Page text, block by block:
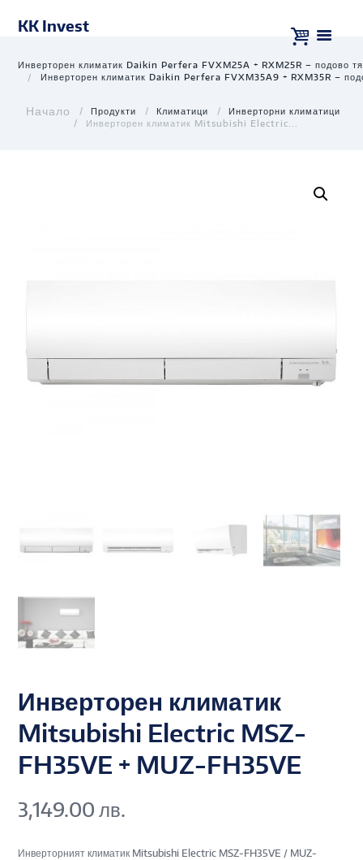
KK Invest
Инверторен климатик Daikin Perfera FVXM25A + RXM25R – подово
Инверторен климатик Daikin Perfera FVXM35A9 + RXM35R –
Продукти Климатици
Инверторни климатици
Инверторен климатик Mitsubishi Electric...
Инверторен климатик
Mitsubishi Electric MSZ-
FH35VE + MUZ-FH35VE
3,149.00лв.
Инверторният климатик Mitsubishi Electric MSZ-FH35VE / MUZ-